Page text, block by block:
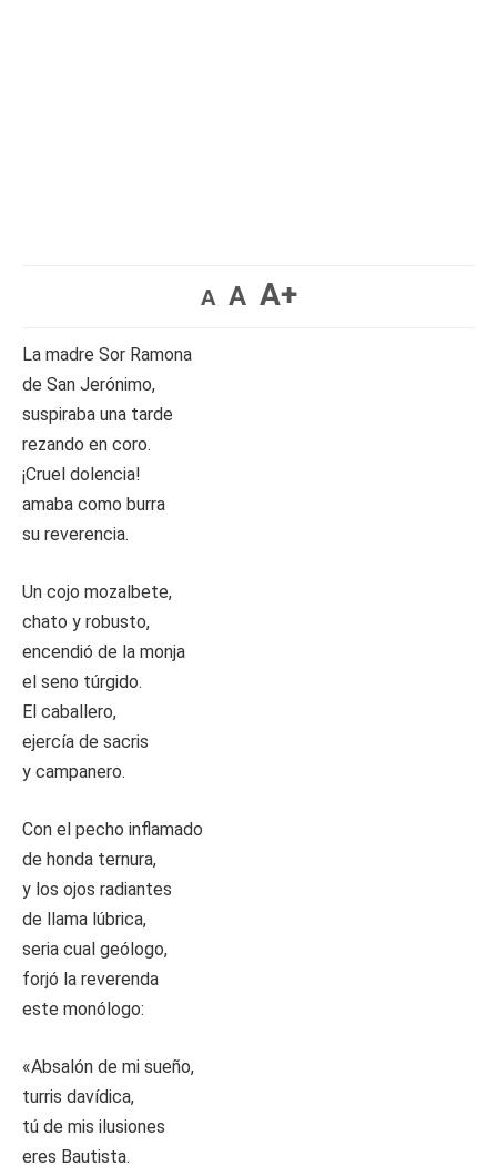
A A A+
La madre Sor Ramona
de San Jerónimo,
suspiraba una tarde
rezando en coro.
¡Cruel dolencia!
amaba como burra
su reverencia.
Un cojo mozalbete,
chato y robusto,
encendió de la monja
el seno túrgido.
El caballero,
ejercía de sacris
y campanero.
Con el pecho inflamado
de honda ternura,
y los ojos radiantes
de llama lúbrica,
seria cual geólogo,
forjó la reverenda
este monólogo:
«Absalón de mi sueño,
turris davídica,
tú de mis ilusiones
eres Bautista.